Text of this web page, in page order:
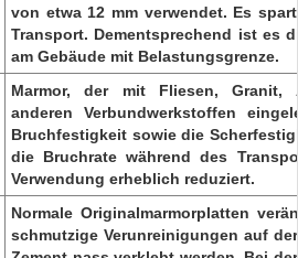
von etwa 12 mm verwendet. Es
Transport. Dementsprechend ist es
am Gebäude mit Belastungsgrenze.
Marmor, der mit Fliesen, Granit,
anderen Verbundwerkstoffen
Bruchfestigkeit sowie die
die Bruchrate während des
Verwendung erheblich reduziert.
Normale Originalmarmorplatten
schmutzige Verunreinigungen auf